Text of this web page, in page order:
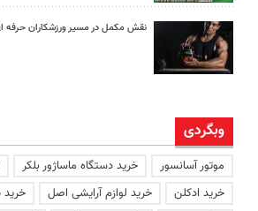
نقش مکمل در مسیر ورزشکاران حرفه
وبگردی
موتور آسانسور خرید دستگاه ماساژور بلکر
خرید ادکلن
خرید لوازم آرایشی اصل